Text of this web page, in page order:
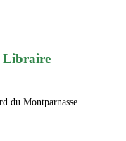
Libraire
du Montparnasse